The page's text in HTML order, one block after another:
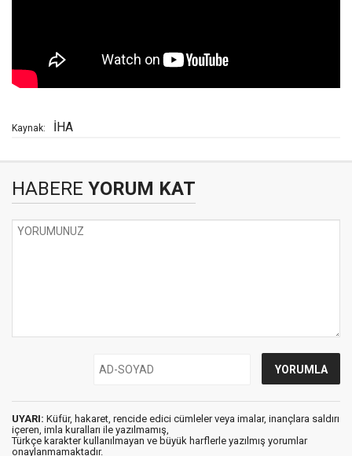
Kaynak: İHA
HABERE YORUM KAT
UYARI: Küfür, hakaret, rencide edici cümleler veya imalar, inançlara saldırı
içeren, imla kuralları ile yazılmamış,
Türkçe karakter kullanılmayan ve büyük harflerle yazılmış yorumlar
onaylanmamaktadır.